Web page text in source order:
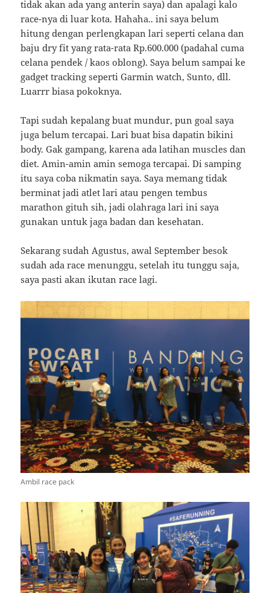
tidak akan ada yang anterin saya) dan apalagi kalo
race-nya di luar kota. Hahaha.. ini saya belum
hitung dengan perlengkapan lari seperti celana dan
baju dry fit yang rata-rata Rp.600.000 (padahal cuma
celana pendek / kaos oblong). Saya belum sampai ke
gadget tracking seperti Garmin watch, Sunto, dll.
Luarrr biasa pokoknya.
Tapi sudah kepalang buat mundur, pun goal saya
juga belum tercapai. Lari buat bisa dapatin bikini
body. Gak gampang, karena ada latihan muscles dan
diet. Amin-amin amin semoga tercapai. Di samping
itu saya coba nikmatin saya. Saya memang tidak
berminat jadi atlet lari atau pengen tembus
marathon gituh sih, jadi olahraga lari ini saya
gunakan untuk jaga badan dan kesehatan.
Sekarang sudah Agustus, awal September besok
sudah ada race menunggu, setelah itu tunggu saja,
saya pasti akan ikutan race lagi.
Ambil race pack